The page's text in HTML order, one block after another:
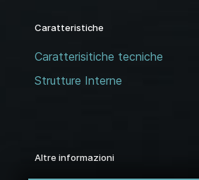
Caratteristiche
Caratterisitiche tecniche
Strutture Interne
Altre informazioni